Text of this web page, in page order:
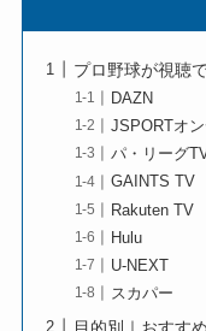
プロ野球が視聴
DAZN
JSPORTオ
パ・リーグ
GAINTS TV
Rakuten TV
Hulu
U-NEXT
スカパー